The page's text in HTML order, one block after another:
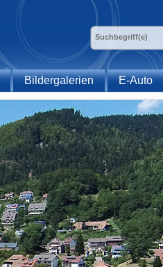
Bildergalerien
E-Auto